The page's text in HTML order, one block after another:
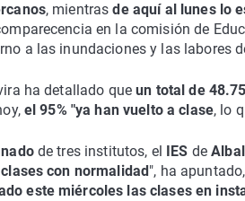
, mientrasde aquí al lunes lo
en la comisión de
a las inundaciones y las labores
ha detallado queun total de
el 95% "ya han vuelto a clase, lo
de tres institutos, el IES deAlbal
con normalidad ", ha
este miércoles las clases en